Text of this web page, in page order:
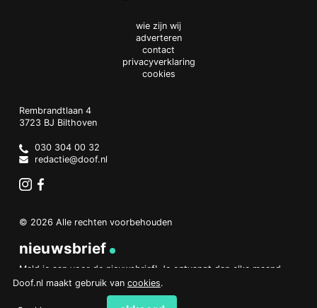
wie zijn wij
adverteren
contact
privacyverklaring
cookies
Doof.nl
work
Rembrandtlaan 4
3723 BJ Bilthoven
Netherlands
030 304 00 32
redactie@doof.nl
© 2026 Alle rechten voorbehouden
nieuwsbrief
Meld je aan voor de nieuwsbrief! Je ontvangt dan elke maand
een overzicht van het belangrijkste nieuws.
aanmelden
Doof.nl maakt gebruik van cookies.